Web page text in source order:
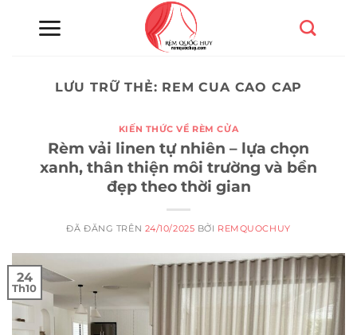
LƯU TRỮ THẺ: REM CUA CAO CAP
KIẾN THỨC VỀ RÈM CỬA
Rèm vải linen tự nhiên – lựa chọn
xanh, thân thiện môi trường và bền
đẹp theo thời gian
ĐÃ ĐĂNG TRÊN 24/10/2025 BỞI REMQUOCHUY
24
Th10